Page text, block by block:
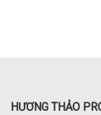
HƯƠNG THẢO